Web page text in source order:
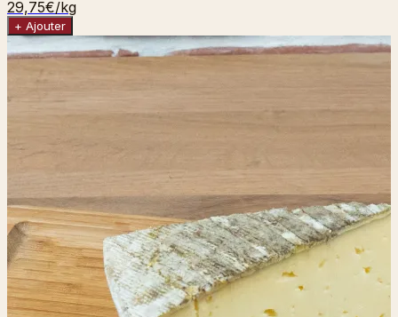
29,75€/kg
+ Ajouter